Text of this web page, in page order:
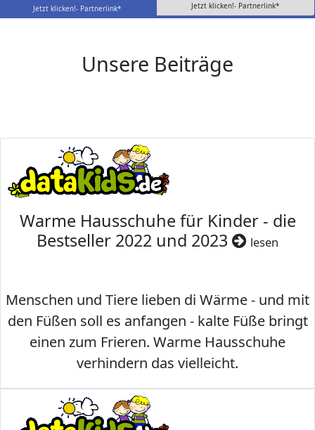
Jetzt klicken!- Partnerlink* Jetzt klicken!- Partnerlink*
Unsere Beiträge
Warme Hausschuhe für Kinder - die
Bestseller 2022 und 2023
lesen
Menschen und Tiere lieben di Wärme - und mit
den Füßen soll es anfangen - kalte Füße bringt
einen zum Frieren. Warme Hausschuhe
verhindern das vielleicht.